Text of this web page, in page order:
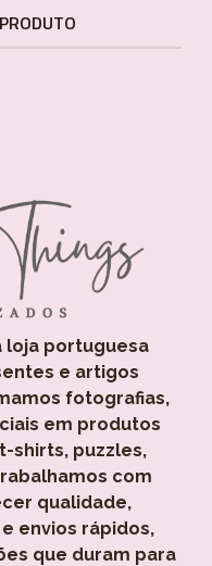
loja portuguesa
e artigos
fotografias,
em produtos
shirts, puzzles,
com
qualidade,
envios rápidos,
que duram para